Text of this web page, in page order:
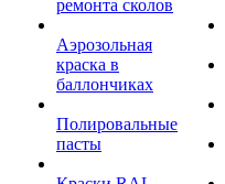
ремонта сколов
Аэрозольная
краска в
баллончиках
Полировальные
пасты